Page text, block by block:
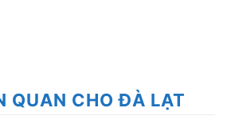
QUAN CHO ĐÀ LẠT